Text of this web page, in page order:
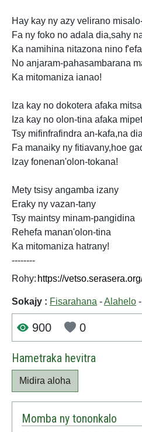
Hay kay ny azy velirano
Fa ny foko no adala dia,sahy
Ka namihina nitazona nino
No anjaram-pahasambarana
Ka mitomaniza ianao!
Iza kay no dokotera afaka
Iza kay no olon-tina afaka
Tsy mifinfrafindra an-kafa,na
Fa manaiky ny fitiavany,hoe
Izay fonenan'olon-tokana!
Mety tsisy angamba izany
Eraky ny vazan-tany
Tsy maintsy minam-pangidina
Rehefa manan'olon-tina
Ka mitomaniza hatrany!
--------
Rohy:
Sokajy : Fisarahana -Alahelo -
900 0
Hametraka hevitra
Midira aloha
Momba ny tononkalo